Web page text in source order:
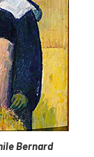
Bernard